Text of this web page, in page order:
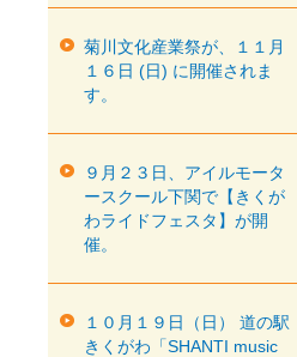
菊川文化産業祭が、１１月
１６日 (日) に開催されま
す。
９月２３日、アイルモータ
ースクール下関で【きくが
わライドフェスタ】が開
催。
１０月１９日（日） 道の駅
きくがわ「SHANTI music